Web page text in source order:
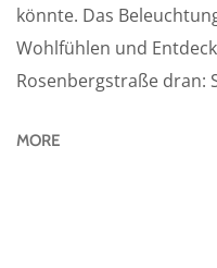
könnte. Das
Wohlfühlen und
Rosenbergstraße dran:
MORE